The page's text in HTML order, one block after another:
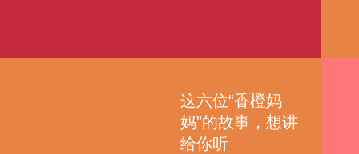
这六位“香橙妈
妈”的故事，想讲
给你听